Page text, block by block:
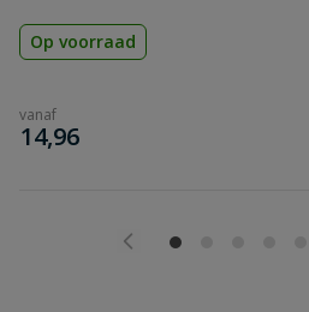
Op voorraad
vanaf
€
14,96